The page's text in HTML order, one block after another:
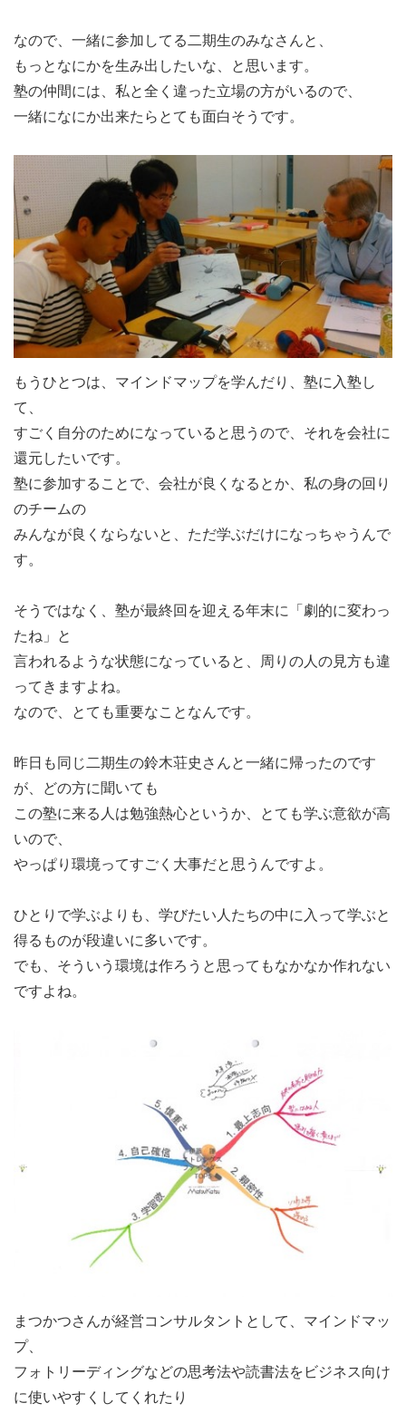
なので、一緒に参加してる二期生のみなさんと、
もっとなにかを生み出したいな、と思います。
塾の仲間には、私と全く違った立場の方がいるので、
一緒になにか出来たらとても面白そうです。
もうひとつは、マインドマップを学んだり、塾に入塾し
て、
すごく自分のためになっていると思うので、それを会社に
還元したいです。
塾に参加することで、会社が良くなるとか、私の身の回り
のチームの
みんなが良くならないと、ただ学ぶだけになっちゃうんで
す。
そうではなく、塾が最終回を迎える年末に「劇的に変わっ
たね」と
言われるような状態になっていると、周りの人の見方も違
ってきますよね。
なので、とても重要なことなんです。
昨日も同じ二期生の鈴木荘史さんと一緒に帰ったのです
が、どの方に聞いても
この塾に来る人は勉強熱心というか、とても学ぶ意欲が高
いので、
やっぱり環境ってすごく大事だと思うんですよ。
ひとりで学ぶよりも、学びたい人たちの中に入って学ぶと
得るものが段違いに多いです。
でも、そういう環境は作ろうと思ってもなかなか作れない
ですよね。
まつかつさんが経営コンサルタントとして、マインドマッ
プ、
フォトリーディングなどの思考法や読書法をビジネス向け
に使いやすくしてくれたり